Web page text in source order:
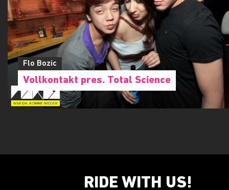
Flo Bozic
Vollkontakt pres. Total Science
RIDE WITH US!